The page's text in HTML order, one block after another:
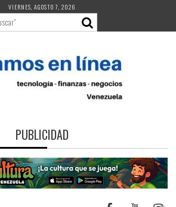
VIERNES, AGOSTO 7, 2026
PUBLICIDAD